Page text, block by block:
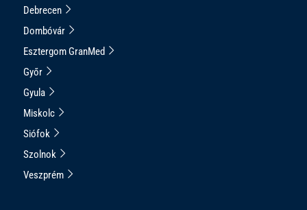
Debrecen
Dombóvár
Esztergom GranMed
Győr
Gyula
Miskolc
Siófok
Szolnok
Veszprém